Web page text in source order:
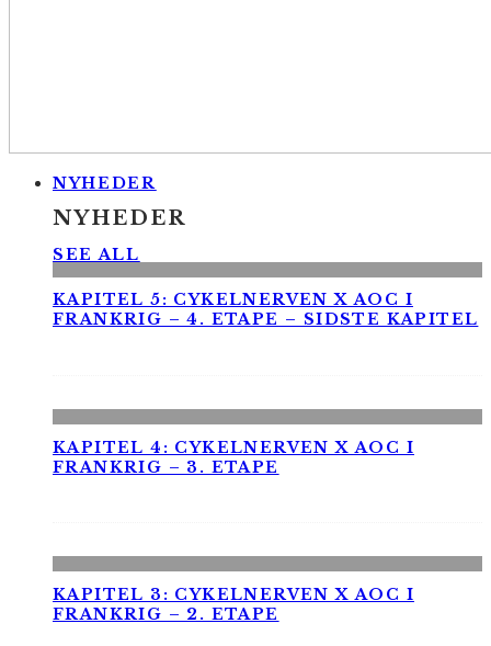
NYHEDER
NYHEDER
SEE ALL
KAPITEL 5: CYKELNERVEN X AOC I
FRANKRIG – 4. ETAPE – SIDSTE KAPITEL
KAPITEL 4: CYKELNERVEN X AOC I
FRANKRIG – 3. ETAPE
KAPITEL 3: CYKELNERVEN X AOC I
FRANKRIG – 2. ETAPE